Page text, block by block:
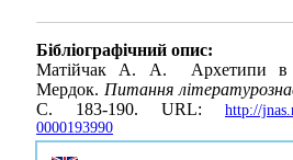
Бібліографічний опис:
Матійчак А. А. Архетипи в
Мердок. Питання
С. 183-190. URL: http://
0000193990